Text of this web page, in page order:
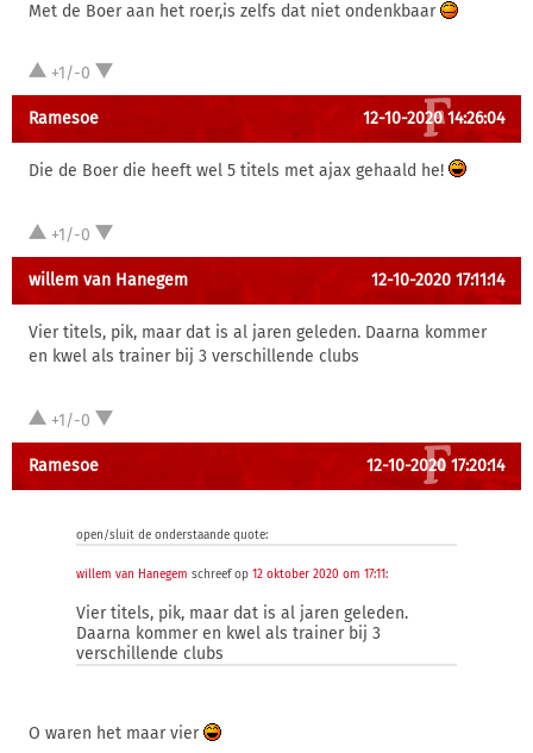
Met de Boer aan het roer,is zelfs dat niet ondenkbaar
+1/-0
Ramesoe 12-10-2020 14:26:04
Die de Boer die heeft wel 5 titels met ajax gehaald he!
+1/-0
willem van Hanegem 12-10-2020 17:11:14
Vier titels, pik, maar dat is al jaren geleden. Daarna kommer
en kwel als trainer bij 3 verschillende clubs
+1/-0
Ramesoe 12-10-2020 17:20:14
open/sluit de onderstaande quote:
willem van Hanegem schreef op 12 oktober 2020 om 17:11:
Vier titels, pik, maar dat is al jaren geleden.
Daarna kommer en kwel als trainer bij 3
verschillende clubs
O waren het maar vier